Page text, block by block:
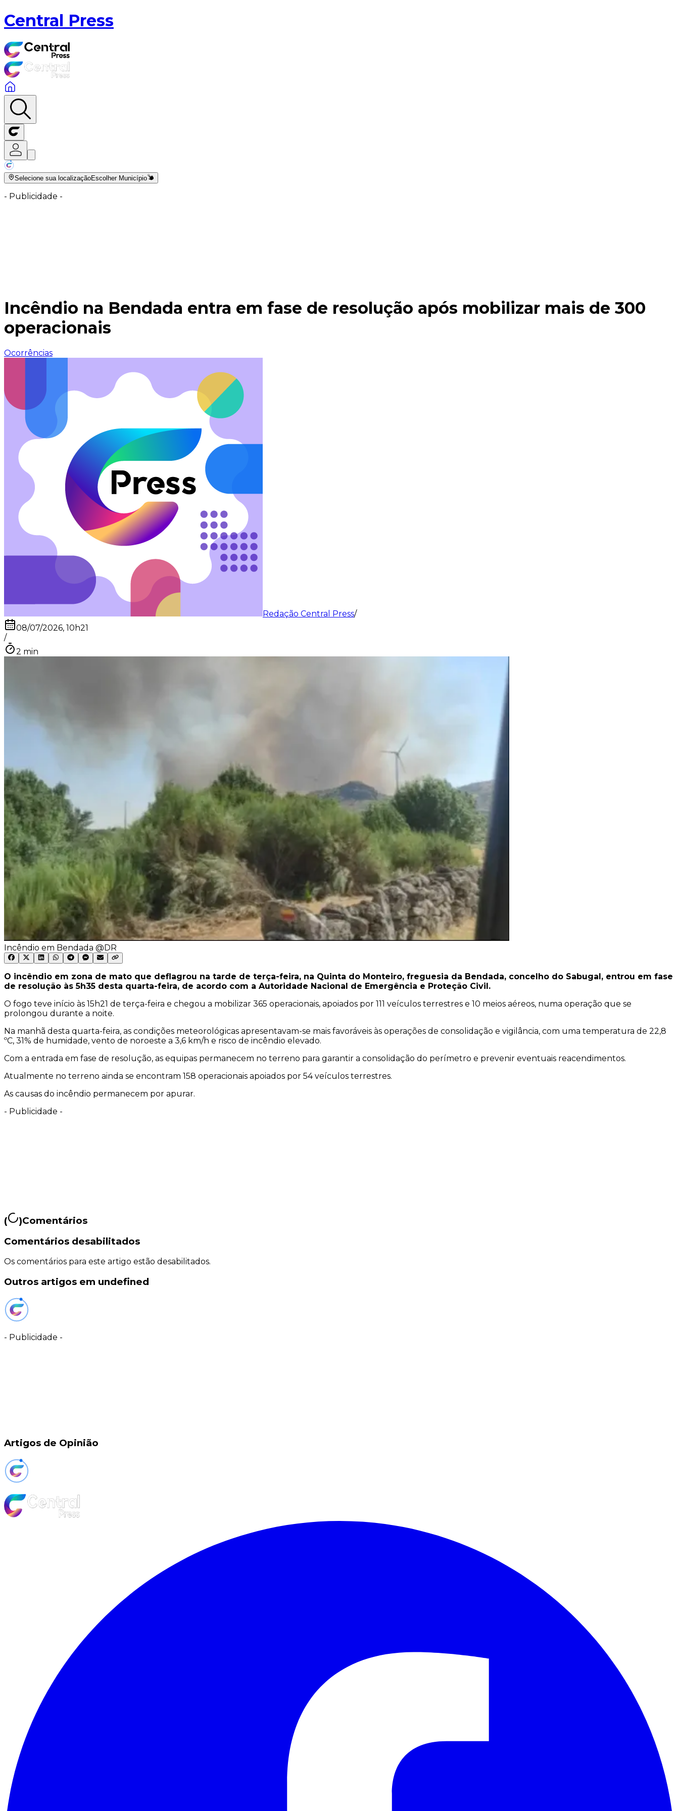
Central Press
Selecione sua localizaçãoEscolher Município
- Publicidade -
Incêndio na Bendada entra em fase de resolução após mobilizar mais de 300
operacionais
Ocorrências
Redação Central Press/
08/07/2026, 10h21
/
2 min
Incêndio em Bendada @DR
O incêndio em zona de mato que deflagrou na tarde de terça-feira, na Quinta do Monteiro, freguesia da Bendada, concelho do Sabugal, entrou em fase
de resolução às 5h35 desta quarta-feira, de acordo com a Autoridade Nacional de Emergência e Proteção Civil.
O fogo teve início às 15h21 de terça-feira e chegou a mobilizar 365 operacionais, apoiados por 111 veículos terrestres e 10 meios aéreos, numa operação que se
prolongou durante a noite.
Na manhã desta quarta-feira, as condições meteorológicas apresentavam-se mais favoráveis às operações de consolidação e vigilância, com uma temperatura de 22,8
ºC, 31% de humidade, vento de noroeste a 3,6 km/h e risco de incêndio elevado.
Com a entrada em fase de resolução, as equipas permanecem no terreno para garantir a consolidação do perímetro e prevenir eventuais reacendimentos.
Atualmente no terreno ainda se encontram 158 operacionais apoiados por 54 veículos terrestres.
As causas do incêndio permanecem por apurar.
- Publicidade -
( )Comentários
Comentários desabilitados
Os comentários para este artigo estão desabilitados.
Outros artigos em undefined
- Publicidade -
Artigos de Opinião